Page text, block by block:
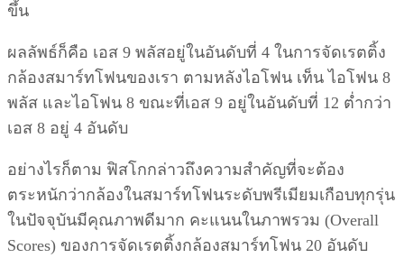
ขึ้น
ผลลัพธ์ก็คือ เอส 9 พลัสอยู่ในอันดับที่ 4 ในการจัดเรตติ้ง
กล้องสมาร์ทโฟนของเรา ตามหลังไอโฟน เท็น ไอโฟน 8
พลัส และไอโฟน 8 ขณะที่เอส 9 อยู่ในอันดับที่ 12 ต่ำกว่า
เอส 8 อยู่ 4 อันดับ
อย่างไรก็ตาม ฟิสโกกล่าวถึงความสำคัญที่จะต้อง
ตระหนักว่ากล้องในสมาร์ทโฟนระดับพรีเมียมเกือบทุกรุ่น
ในปัจจุบันมีคุณภาพดีมาก คะแนนในภาพรวม (Overall
Scores) ของการจัดเรตติ้งกล้องสมาร์ทโฟน 20 อันดับ